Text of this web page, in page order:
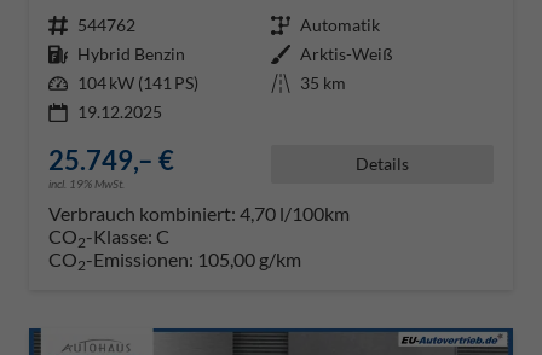
Fahrzeugnr. 544762 Getriebe Automatik
Kraftstoff Hybrid Benzin Außenfarbe Arktis-Weiß
Leistung 104 kW (141 PS) Kilometerstand 35 km
19.12.2025
25.749,– €
incl. 19% MwSt.
Details
Verbrauch kombiniert: 4,70 l/100km
CO2-Klasse: C
CO2-Emissionen: 105,00 g/km